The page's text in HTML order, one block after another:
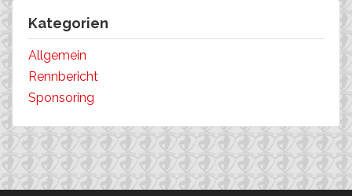
Kategorien
Allgemein
Rennbericht
Sponsoring